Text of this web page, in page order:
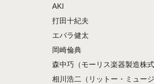
AKI
打田十紀夫
エバラ健太
岡崎倫典
森中巧（モーリス楽器製造株式
相川浩二（リットー・ミュージ